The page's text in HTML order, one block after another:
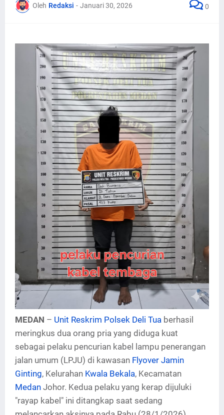
Oleh Redaksi - Januari 30, 2026 0
MEDAN – Unit Reskrim Polsek Deli Tua berhasil
meringkus dua orang pria yang diduga kuat
sebagai pelaku pencurian kabel lampu penerangan
jalan umum (LPJU) di kawasan Flyover Jamin
Ginting, Kelurahan Kwala Bekala, Kecamatan
Medan Johor. Kedua pelaku yang kerap dijuluki
"rayap kabel" ini ditangkap saat sedang